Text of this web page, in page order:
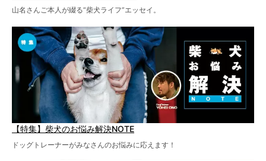
山名さんご本人が綴る“柴犬ライフ”エッセイ。
【特集】柴犬のお悩み解決NOTE
ドッグトレーナーがみなさんのお悩みに応えます！